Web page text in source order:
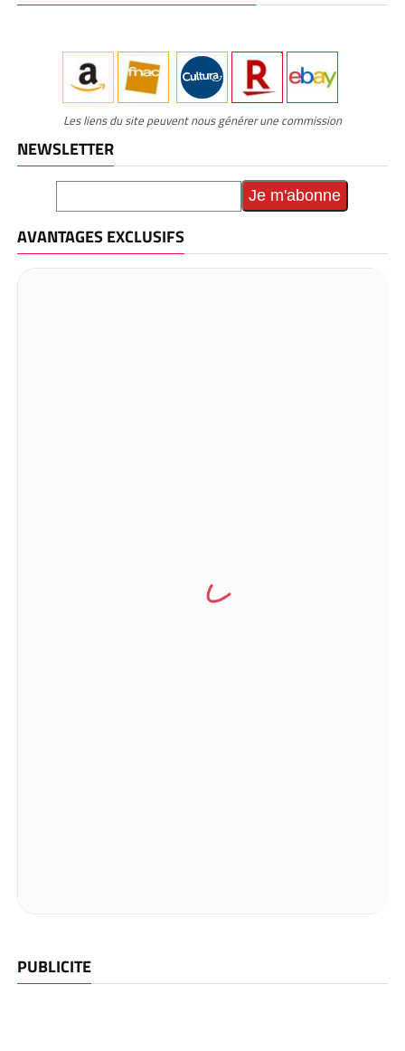
Les liens du site peuvent nous générer une commission
NEWSLETTER
AVANTAGES EXCLUSIFS
PUBLICITE